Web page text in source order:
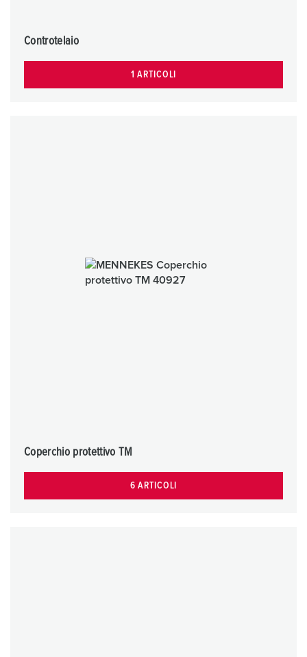
Controtelaio
1 ARTICOLI
Coperchio protettivo TM
6 ARTICOLI